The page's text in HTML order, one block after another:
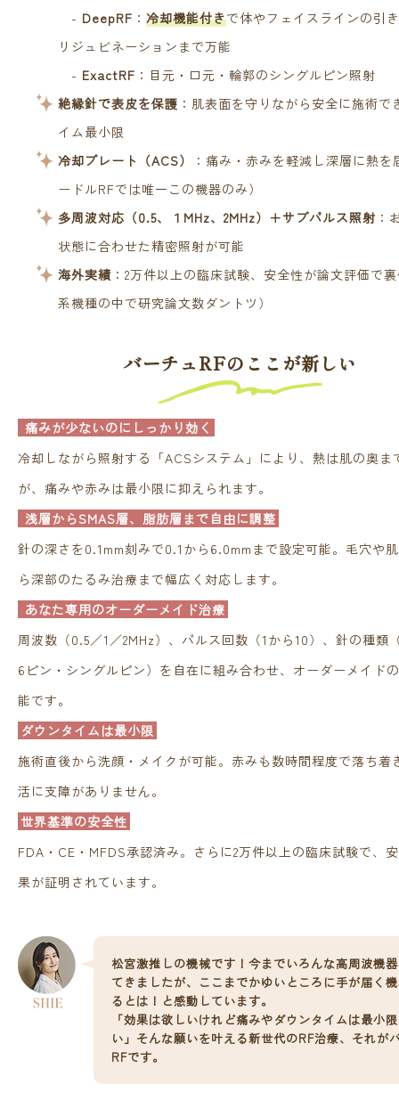
- DeepRF ： 冷却機能付きで体やフェイスラインの引
リジュビネーションまで万能
- ExactRF ：目元・口元・輪郭のシングルピン照射
絶縁針で表皮を保護 ：肌表面を守りながら安全に施術で
イム最小限
冷却プレート（ACS）
：痛み・赤みを軽減し深層に熱を
ードルRFでは唯一この機器のみ）
多周波対応（0.5、１MHz、2MHz）＋サブパルス照射 ：
状態に合わせた精密照射が可能
海外実績 ：2万件以上の臨床試験、安全性が論文評価で
系機種の中で研究論文数ダントツ）
バーチュRFのここが新しい
痛みが少ないのにしっかり効く
冷却しながら照射する「ACSシステム」により、熱は肌の奥ま
が、痛みや赤みは最小限に抑えられます。
浅層からSMAS層、脂肪層まで自由に調整
針の深さを0.1mm刻みで0.1から6.0mmまで設定可能。毛穴や
ら深部のたるみ治療まで幅広く対応します。
あなた専用のオーダーメイド治療
周波数（0.5／1／2MHz）、パルス回数（1から10）、針の種類
6ピン・シングルピン）を自在に組み合わせ、オーダーメイド
能です。
ダウンタイムは最小限
施術直後から洗顔・メイクが可能。赤みも数時間程度で落ち着
活に支障がありません。
世界基準の安全性
FDA・CE・MFDS承認済み。さらに2万件以上の臨床試験で、
果が証明されています。
松宮激推しの機械です！今までいろんな高周波機
てきましたが、ここまでかゆいところに手が届く
るとは！と感動しています。
「効果は欲しいけれど痛みやダウンタイムは最小
い」そんな願いを叶える新世代のRF治療、それが
RFです。